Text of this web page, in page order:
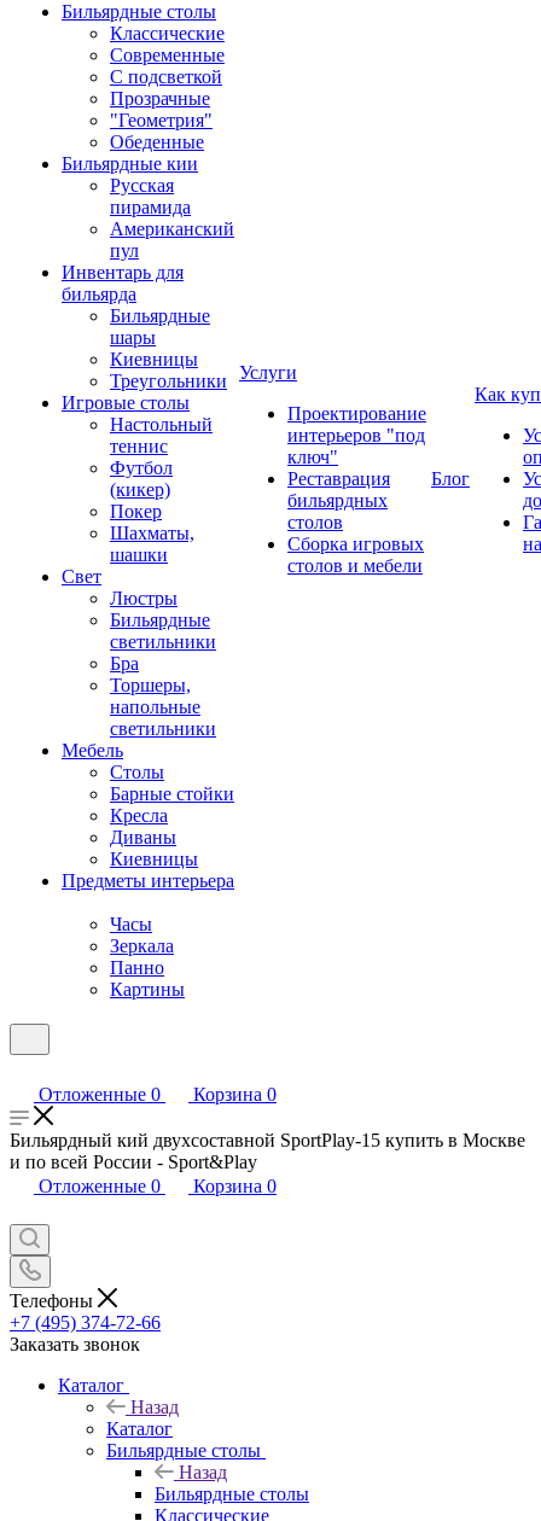
Бильярдные столы
Классические
Современные
С подсветкой
Прозрачные
"Геометрия"
Обеденные
Бильярдные кии
Русская
пирамида
Американский
пул
Инвентарь для
бильярда
Бильярдные
шары
Киевницы
Треугольники
Игровые столы
Настольный
теннис
Футбол
(кикер)
Покер
Шахматы,
шашки
Свет
Люстры
Бильярдные
светильники
Бра
Торшеры,
напольные
светильники
Мебель
Столы
Барные стойки
Кресла
Диваны
Киевницы
Предметы интерьера
Часы
Зеркала
Панно
Картины
Услуги
Проектирование
интерьеров "под
ключ"
Реставрация
бильярдных
столов
Сборка игровых
столов и мебели
Блог
Как
Отложенные 0 Корзина 0
Бильярдный кий двухсоставной SportPlay-15 купить в Москве
и по всей России - Sport&Play
Отложенные 0 Корзина 0
Телефоны
+7 (495) 374-72-66
Заказать звонок
Каталог
Назад
Каталог
Бильярдные столы
Назад
Бильярдные столы
Классические